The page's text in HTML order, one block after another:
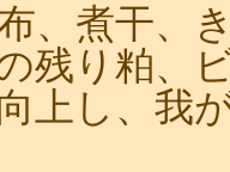
煮干、き
り粕、ビ
し、我が